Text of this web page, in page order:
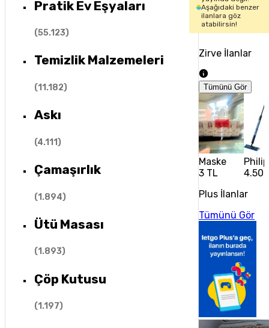
Pratik Ev Eşyaları
(55.123)
Temizlik Malzemeleri
(11.182)
Askı
(4.111)
Çamaşırlık
(1.894)
Ütü Masası
(1.893)
Çöp Kutusu
(1.197)
Aşağıdaki benzer
ilanlara göz
atabilirsin!
Zirve İlanlar
Tümünü Gör
Maske
3 TL
Plus İlanlar
Tümünü Gör